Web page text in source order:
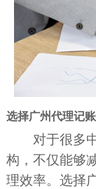
选择广州代理记
对于很多
构，不仅能够
理效率。选择